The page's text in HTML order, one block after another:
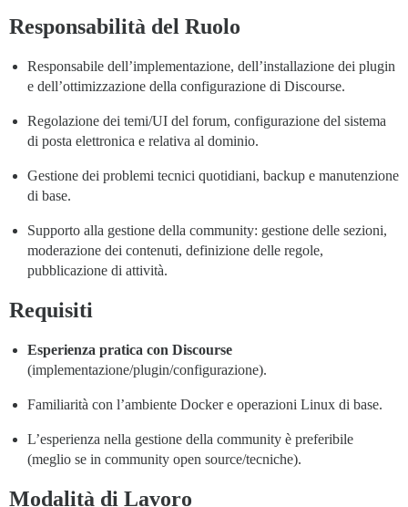
Responsabilità del Ruolo
Responsabile dell’implementazione, dell’installazione dei plugin
e dell’ottimizzazione della configurazione di Discourse.
Regolazione dei temi/UI del forum, configurazione del sistema
di posta elettronica e relativa al dominio.
Gestione dei problemi tecnici quotidiani, backup e manutenzione
di base.
Supporto alla gestione della community: gestione delle sezioni,
moderazione dei contenuti, definizione delle regole,
pubblicazione di attività.
Requisiti
Esperienza pratica con Discourse
(implementazione/plugin/configurazione).
Familiarità con l’ambiente Docker e operazioni Linux di base.
L’esperienza nella gestione della community è preferibile
(meglio se in community open source/tecniche).
Modalità di Lavoro